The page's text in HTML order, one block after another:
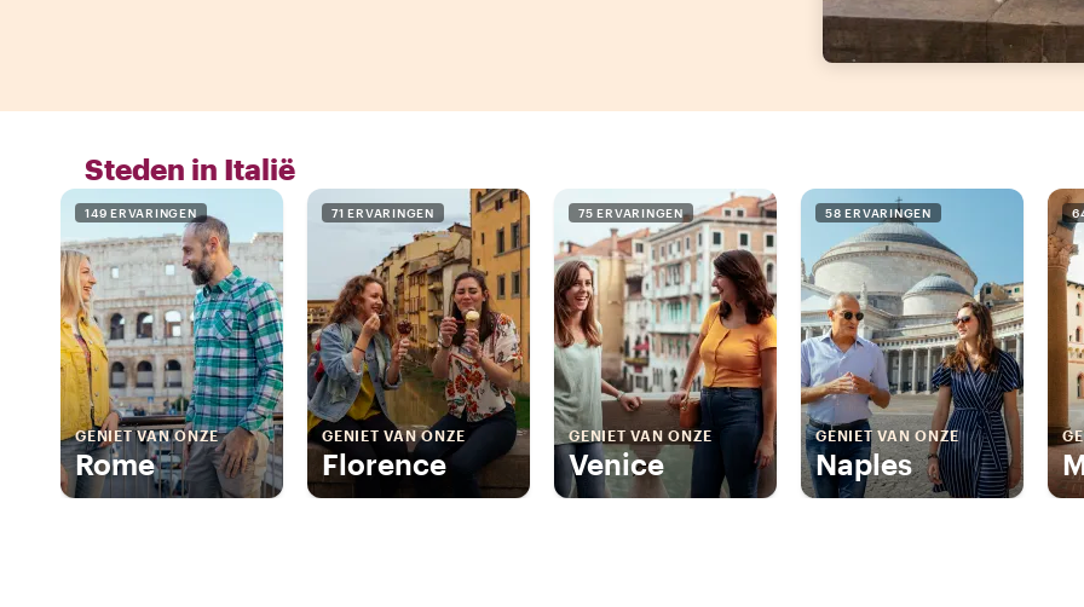
Steden in Italië
149 ERVARINGEN
GENIET VAN ONZE
Rome
71 ERVARINGEN
GENIET VAN ONZE
Florence
75 ERVARINGEN
GENIET VAN ONZE
Venice
58 ERVARINGEN
GENIET VAN ONZE
Naples